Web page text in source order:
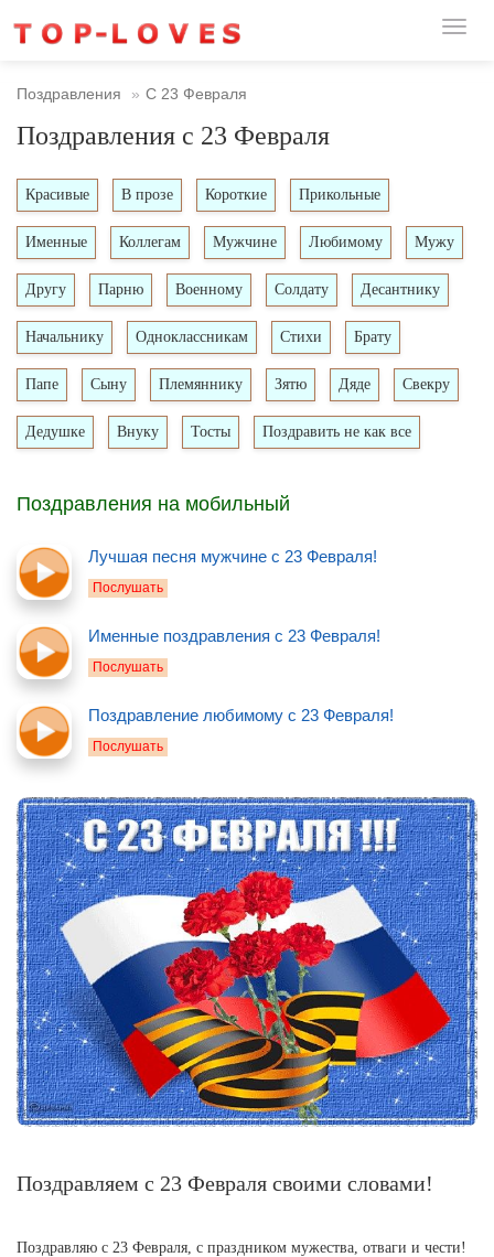
Поздравления С 23 Февраля
Поздравления с 23 Февраля
Красивые В прозе Короткие Прикольные
Именные Коллегам Мужчине Любимому Мужу
Другу Парню Военному Солдату Десантнику
Начальнику Одноклассникам Стихи Брату
Папе Сыну Племяннику Зятю Дяде Свекру
Дедушке Внуку Тосты Поздравить не как все
Поздравления на мобильный
Лучшая песня мужчине с 23 Февраля!
Послушать
Именные поздравления с 23 Февраля!
Послушать
Поздравление любимому с 23 Февраля!
Послушать
Поздравляем с 23 Февраля своими словами!
Поздравляю с 23 Февраля, с праздником мужества, отваги и чести!